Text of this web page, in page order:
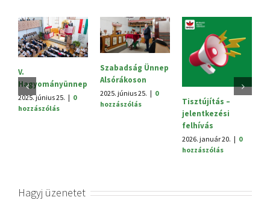
V.
Hagyományünnep
2025. június 25.
0
hozzászólás
Szabadság Ünnep
Alsórákoson
2025. június 25.
0
hozzászólás
Tisztújítás –
jelentkezési
felhívás
2026. január 20.
0
hozzászólás
Hagyj üzenetet